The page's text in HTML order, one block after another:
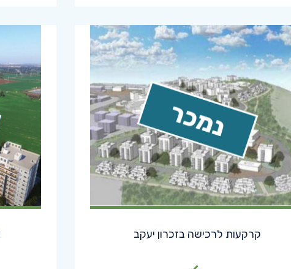
קרקעות לרכישה בזכרון יעקב